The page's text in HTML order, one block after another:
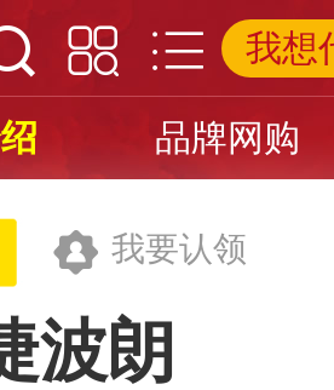
品牌网购
我要认领
波朗